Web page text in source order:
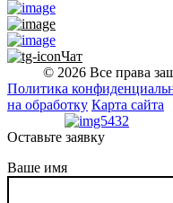
Чат
© 2026 Все права
Политика
на обработку Карта сайта
Оставьте заявку
Ваше имя